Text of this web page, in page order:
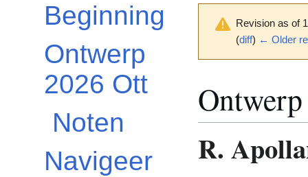
Beginning
Ontwerp
2026 Ott
Toggle Ontwerp 2026 Ott subsection
Noten
Navigeer
Revision as of
(diff) ← Older
R.